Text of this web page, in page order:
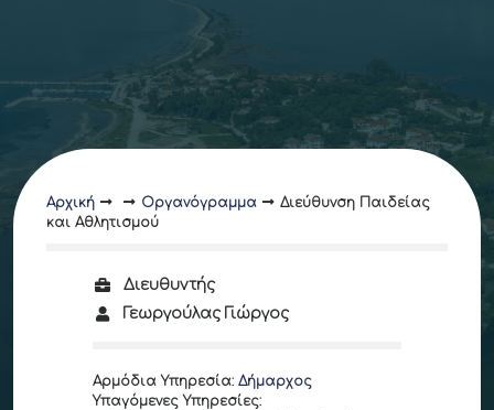
Αρχική Οργανόγραμμα
Διεύθυνση Παιδείας
και Αθλητισμού
Διευθυντής
Γεωργούλας Γιώργος
Αρμόδια Υπηρεσία: Δήμαρχος
Υπαγόμενες Υπηρεσίες: